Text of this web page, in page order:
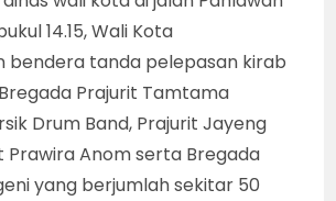
14.15, Wali Kota
bendera tanda pelepasan kirab
Prajurit Tamtama
Drum Band, Prajurit Jayeng
Prawira Anom serta Bregada
yang berjumlah sekitar 50